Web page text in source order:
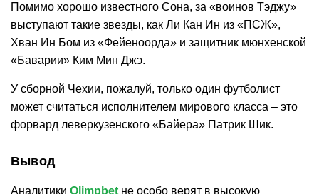
Помимо хорошо известного Сона, за «воинов Тэджу»
выступают такие звезды, как Ли Кан Ин из «ПСЖ»,
Хван Ин Бом из «Фейеноорда» и защитник мюнхенской
«Баварии» Ким Мин Джэ.
У сборной Чехии, пожалуй, только один футболист
может считаться исполнителем мирового класса – это
форвард леверкузенского «Байера» Патрик Шик.
Вывод
Аналитики Olimpbet не особо верят в высокую